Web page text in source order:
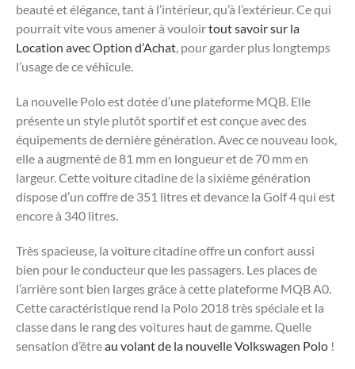
beauté et élégance, tant à l’intérieur, qu’à l’extérieur. Ce qui
pourrait vite vous amener à vouloirtout savoir sur la
Location avec Option d’Achat, pour garder plus longtemps
l’usage de ce véhicule.
La nouvelle Polo est dotée d’une plateforme MQB. Elle
présente un style plutôt sportif et est conçue avec des
équipements de dernière génération. Avec ce nouveau look,
elle a augmenté de 81 mm en longueur et de 70 mm en
largeur. Cette voiture citadine de la sixième génération
dispose d’un coffre de 351 litres et devance la Golf 4 qui est
encore à 340 litres.
Très spacieuse, la voiture citadine offre un confort aussi
bien pour le conducteur que les passagers. Les places de
l’arrière sont bien larges grâce à cette plateforme MQB A0.
Cette caractéristique rend la Polo 2018 très spéciale et la
classe dans le rang des voitures haut de gamme. Quelle
sensation d’êtreau volant de la nouvelle Volkswagen Polo !